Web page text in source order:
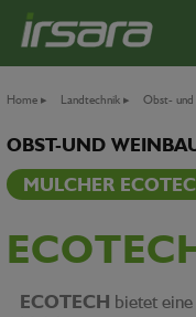
Home ▸ Landtechnik ▸ Obst- und
OBST-UND
MULCHER
ECOTECH bietet